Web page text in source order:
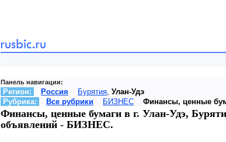
Панель навигации:
Регион: Россия Бурятия, Улан-Удэ
Рубрика:
Все рубрики БИЗНЕС Финансы, ценные
Финансы, ценные бумаги в г. Улан-Удэ,
объявлений - БИЗНЕС.